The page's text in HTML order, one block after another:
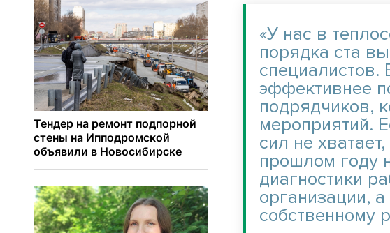
«У нас в
порядка ста
специалистов.
эффективнее
подрядчиков,
мероприятий.
сил не
прошлом году
диагностики
организации,
собственному